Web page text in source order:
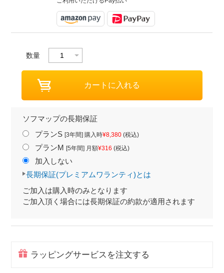
数量
ソフマップの長期保証
プランS [3年間] 購入時¥8,380(税込)
プランM [5年間] 月額¥316 (税込)
加入しない
長期保証(プレミアムワランティ)とは
ご加入は購入時のみとなります
ご加入頂く場合には長期保証の約款が適用されます
ラッピングサービスを注文する